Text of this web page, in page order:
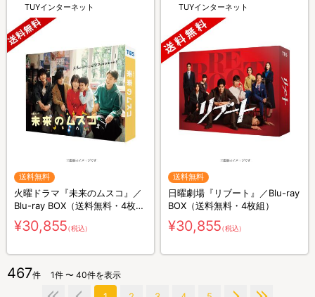
TUYインターネット
送料無料
火曜ドラマ『未来のムスコ』／
Blu-ray BOX（送料無料・4枚
組）
¥30,855（税込）
TUYインターネット
送料無料
日曜劇場『リブート』／Blu-ray
BOX（送料無料・4枚組）
¥30,855（税込）
467件 1件 〜 40件を表示